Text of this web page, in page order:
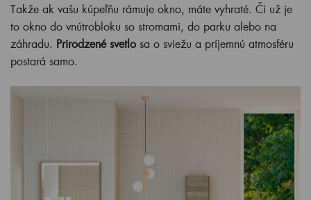
Takže ak vašu kúpeľňu rámuje okno, máte vyhraté. Či už je
to okno do vnútrobloku so stromami, do parku alebo na
záhradu. Prirodzené svetlo sa o sviežu a príjemnú atmosféru
postará samo.